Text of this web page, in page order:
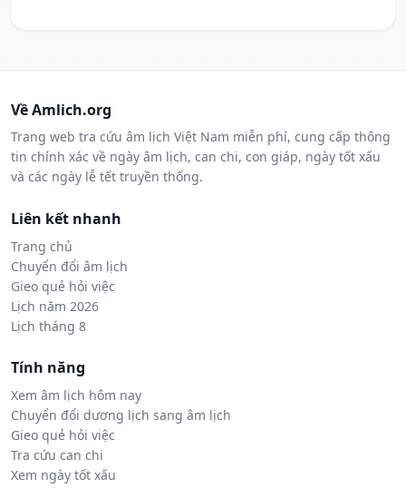
Về Amlich.org
Trang web tra cứu âm lịch Việt Nam miễn phí, cung cấp thông
tin chính xác về ngày âm lịch, can chi, con giáp, ngày tốt xấu
và các ngày lễ tết truyền thống.
Liên kết nhanh
Trang chủ
Chuyển đổi âm lịch
Gieo quẻ hỏi việc
Lịch năm 2026
Lịch tháng 8
Tính năng
Xem âm lịch hôm nay
Chuyển đổi dương lịch sang âm lịch
Gieo quẻ hỏi việc
Tra cứu can chi
Xem ngày tốt xấu